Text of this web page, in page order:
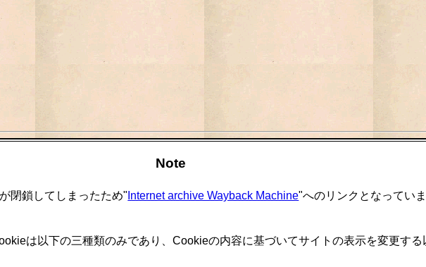
Note
閉鎖してしまったため" Internet archive Wayback Machine"へのリンクとなってい
は以下の三種類のみであり、Cookieの内容に基づいてサイトの表示を変更する